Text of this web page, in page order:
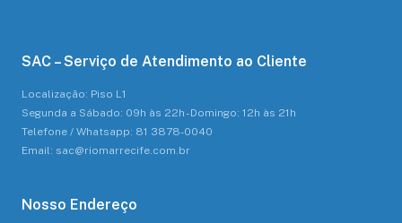
SAC – Serviço de Atendimento ao Cliente
Localização: Piso L1
Segunda a Sábado: 09h às 22h - Domingo: 12h às 21h
Telefone / Whatsapp: 81 3878-0040
Email: sac@riomarrecife.com.br
Nosso Endereço